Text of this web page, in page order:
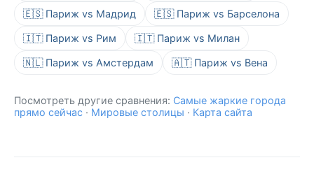
🇪🇸 Париж vs Мадрид 🇪🇸 Париж vs Барселона
🇮🇹 Париж vs Рим 🇮🇹 Париж vs Милан
🇳🇱 Париж vs Амстердам 🇦🇹 Париж vs Вена
Посмотреть другие сравнения: Самые жаркие города
прямо сейчас · Мировые столицы · Карта сайта